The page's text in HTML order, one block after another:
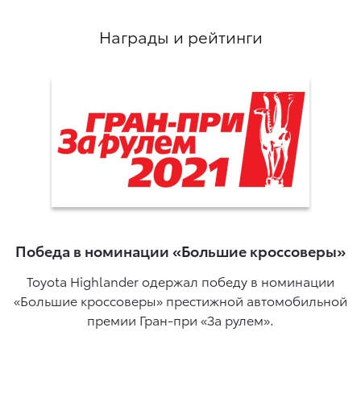
Награды и рейтинги
Победа в номинации «Большие кроссоверы»
Toyota Highlander одержал победу в номинации
«Большие кроссоверы» престижной автомобильной
премии Гран-при «За рулем».